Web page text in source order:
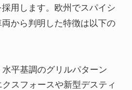
用します。欧州でスパイシ
から判明した特徴は以下の
水平基調のグリルパターン
クスフォースや新型デスティ